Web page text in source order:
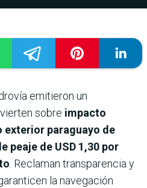
emitieron un
sobre impacto
exterior paraguayo de
peaje de USD 1,30 por
. Reclaman transparencia y
la navegación